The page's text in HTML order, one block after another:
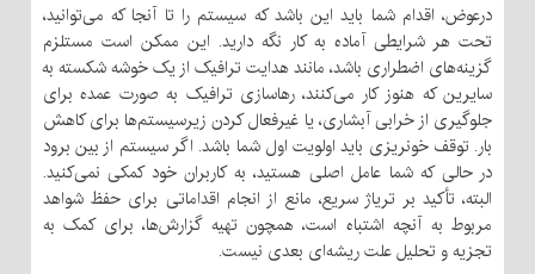
درعوض، اقدام شما باید این باشد که سیستم را تا آنجا که می‌توانید،
تحت هر شرایطی آماده به کار نگه دارید. این ممکن است مستلزم
گزینه‌های اضطراری باشد، مانند هدایت ترافیک از یک خوشه شکسته به
سایرین که هنوز کار می‌کنند، رهاسازی ترافیک به صورت عمده برای
جلوگیری از خرابی آبشاری، یا غیرفعال کردن زیرسیستم‌ها برای کاهش
بار. توقف خونریزی باید اولویت اول شما باشد. اگر سیستم از بین برود
در حالی که شما عامل اصلی هستید، به کاربران خود کمکی نمی‌کنید.
البته، تأکید بر تریاژ سریع، مانع از انجام اقداماتی برای حفظ شواهد
مربوط به آنچه اشتباه است، همچون تهیه گزارش‌ها، برای کمک به
تجزیه و تحلیل علت ریشه‌ای بعدی نیست.